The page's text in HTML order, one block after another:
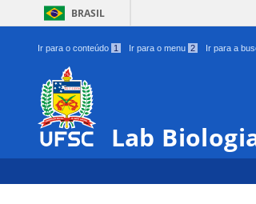
BRASIL
Ir para o conteúdo 1 Ir para o menu 2 Ir para a
Lab